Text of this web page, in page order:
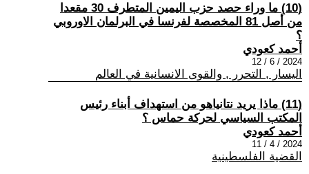
(10) ما وراء حصد حزب اليمين المتطرف 30 مقعدا
من أصل 81 المخصصة لفرنسا في البرلمان الاوروبي
؟
أحمد كعودي
2024 / 6 / 12
اليسار , التحرر , والقوى الانسانية في العالم
(11) ماذا يريد نتانياهو من استهداف أبناء رئيس
المكتب السياسي لحركة حماس ؟
أحمد كعودي
2024 / 4 / 11
القضية الفلسطينية